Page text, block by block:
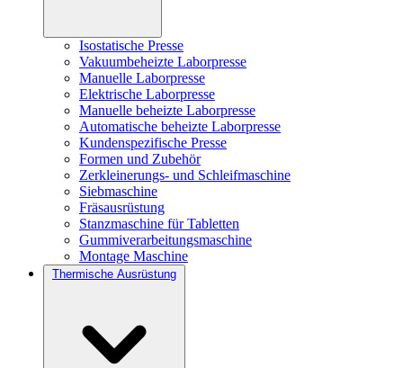
Isostatische Presse
Vakuumbeheizte Laborpresse
Manuelle Laborpresse
Elektrische Laborpresse
Manuelle beheizte Laborpresse
Automatische beheizte Laborpresse
Kundenspezifische Presse
Formen und Zubehör
Zerkleinerungs- und Schleifmaschine
Siebmaschine
Fräsausrüstung
Stanzmaschine für Tabletten
Gummiverarbeitungsmaschine
Montage Maschine
Thermische Ausrüstung